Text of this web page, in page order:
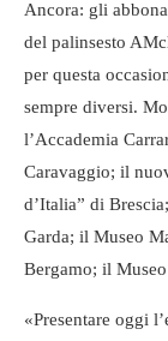
Ancora: gli
del palinsesto
per questa
sempre diversi.
l’Accademia
Caravaggio; il
d’Italia” di
Garda; il Museo
Bergamo; il
«Presentare oggi